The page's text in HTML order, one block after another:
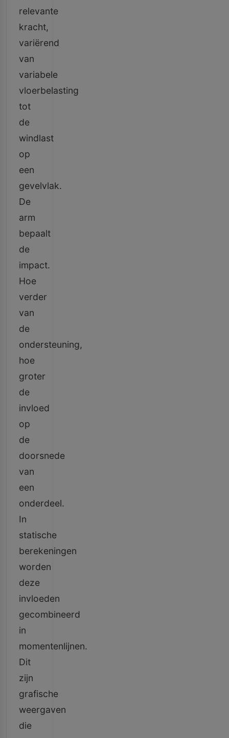
relevante
kracht,
variërend
van
variabele
vloerbelasting
tot
de
windlast
op
een
gevelvlak.
De
arm
bepaalt
de
impact.
Hoe
verder
van
de
ondersteuning,
hoe
groter
de
invloed
op
de
doorsnede
van
een
onderdeel.
In
statische
berekeningen
worden
deze
invloeden
gecombineerd
in
momentenlijnen.
Dit
zijn
grafische
weergaven
die